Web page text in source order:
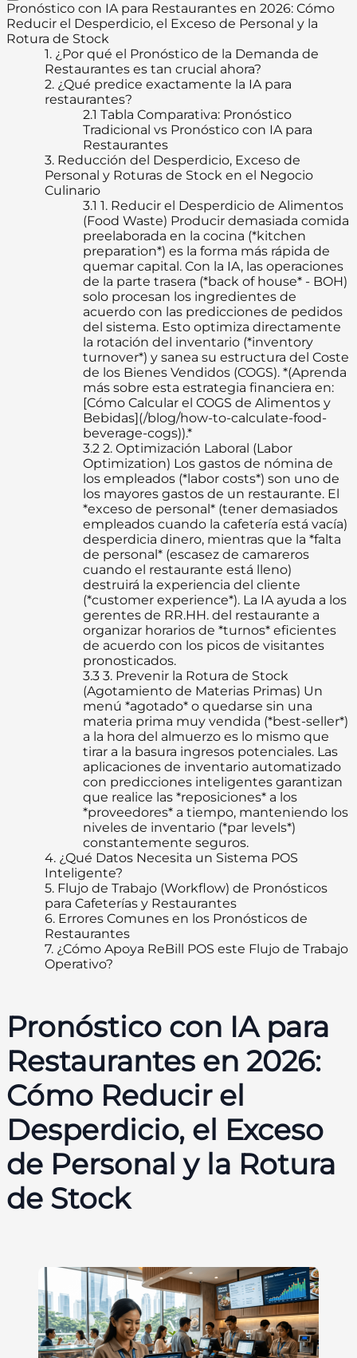
Pronóstico con IA para Restaurantes en 2026: Cómo
Reducir el Desperdicio, el Exceso de Personal y la
Rotura de Stock
1. ¿Por qué el Pronóstico de la Demanda de
Restaurantes es tan crucial ahora?
2. ¿Qué predice exactamente la IA para
restaurantes?
2.1 Tabla Comparativa: Pronóstico
Tradicional vs Pronóstico con IA para
Restaurantes
3. Reducción del Desperdicio, Exceso de
Personal y Roturas de Stock en el Negocio
Culinario
3.1 1. Reducir el Desperdicio de Alimentos
(Food Waste) Producir demasiada comida
preelaborada en la cocina (*kitchen
preparation*) es la forma más rápida de
quemar capital. Con la IA, las operaciones
de la parte trasera (*back of house* - BOH)
solo procesan los ingredientes de
acuerdo con las predicciones de pedidos
del sistema. Esto optimiza directamente
la rotación del inventario (*inventory
turnover*) y sanea su estructura del Coste
de los Bienes Vendidos (COGS). *(Aprenda
más sobre esta estrategia financiera en:
[Cómo Calcular el COGS de Alimentos y
Bebidas](/blog/how-to-calculate-food-
beverage-cogs)).*
3.2 2. Optimización Laboral (Labor
Optimization) Los gastos de nómina de
los empleados (*labor costs*) son uno de
los mayores gastos de un restaurante. El
*exceso de personal* (tener demasiados
empleados cuando la cafetería está vacía)
desperdicia dinero, mientras que la *falta
de personal* (escasez de camareros
cuando el restaurante está lleno)
destruirá la experiencia del cliente
(*customer experience*). La IA ayuda a los
gerentes de RR.HH. del restaurante a
organizar horarios de *turnos* eficientes
de acuerdo con los picos de visitantes
pronosticados.
3.3 3. Prevenir la Rotura de Stock
(Agotamiento de Materias Primas) Un
menú *agotado* o quedarse sin una
materia prima muy vendida (*best-seller*)
a la hora del almuerzo es lo mismo que
tirar a la basura ingresos potenciales. Las
aplicaciones de inventario automatizado
con predicciones inteligentes garantizan
que realice las *reposiciones* a los
*proveedores* a tiempo, manteniendo los
niveles de inventario (*par levels*)
constantemente seguros.
4. ¿Qué Datos Necesita un Sistema POS
Inteligente?
5. Flujo de Trabajo (Workflow) de Pronósticos
para Cafeterías y Restaurantes
6. Errores Comunes en los Pronósticos de
Restaurantes
7. ¿Cómo Apoya ReBill POS este Flujo de Trabajo
Operativo?
Pronóstico con IA para
Restaurantes en 2026:
Cómo Reducir el
Desperdicio, el Exceso
de Personal y la Rotura
de Stock